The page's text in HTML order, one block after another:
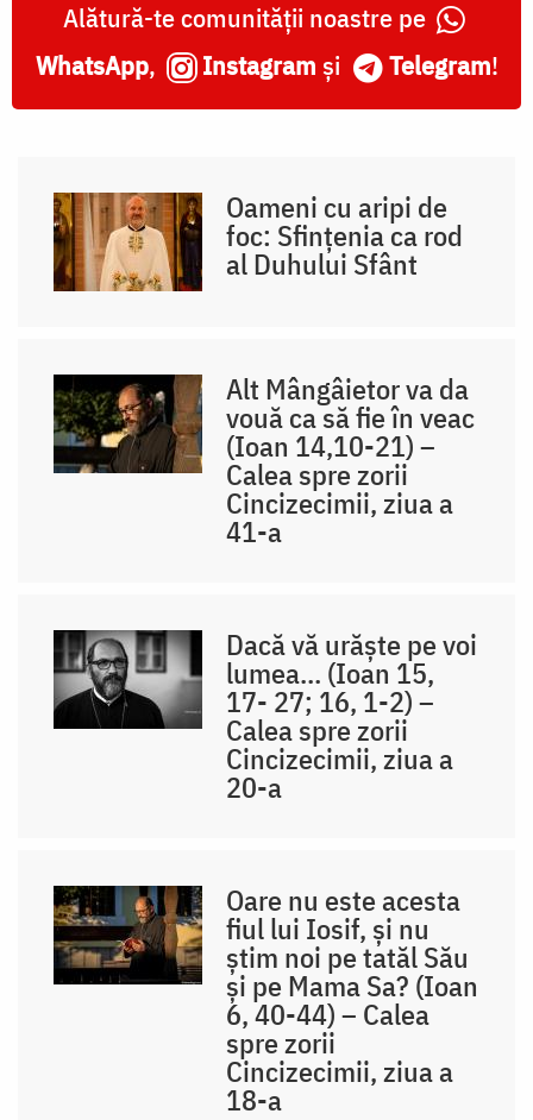
Alătură-te comunității noastre pe
WhatsApp, Instagram și Telegram!
Oameni cu aripi de
foc: Sfințenia ca rod
al Duhului Sfânt
Alt Mângâietor va da
vouă ca să fie în veac
(Ioan 14,10-21) –
Calea spre zorii
Cincizecimii, ziua a
41-a
Dacă vă urăște pe voi
lumea… (Ioan 15,
17- 27; 16, 1-2) –
Calea spre zorii
Cincizecimii, ziua a
20-a
Oare nu este acesta
fiul lui Iosif, și nu
știm noi pe tatăl Său
și pe Mama Sa? (Ioan
6, 40-44) – Calea
spre zorii
Cincizecimii, ziua a
18-a